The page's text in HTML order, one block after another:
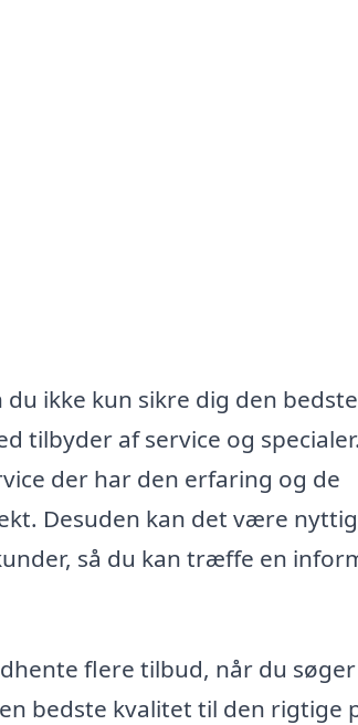
ikke kun sikre dig den
tilbyder af service og
der har den erfaring og de
Desuden kan det være
så du kan træffe en
flere tilbud, når du
bedste kvalitet til den rigtige